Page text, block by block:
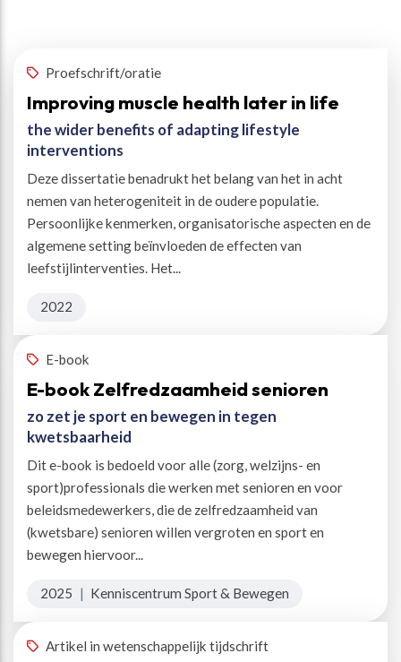
Proefschrift/oratie
Improving muscle health later in life
the wider benefits of adapting lifestyle
interventions
Deze dissertatie benadrukt het belang van het in acht
nemen van heterogeniteit in de oudere populatie.
Persoonlijke kenmerken, organisatorische aspecten en de
algemene setting beïnvloeden de effecten van
leefstijlinterventies. Het...
2022
E-book
E-book Zelfredzaamheid senioren
zo zet je sport en bewegen in tegen
kwetsbaarheid
Dit e-book is bedoeld voor alle (zorg, welzijns- en
sport)professionals die werken met senioren en voor
beleidsmedewerkers, die de zelfredzaamheid van
(kwetsbare) senioren willen vergroten en sport en
bewegen hiervoor...
2025 | Kenniscentrum Sport & Bewegen
Artikel in wetenschappelijk tijdschrift